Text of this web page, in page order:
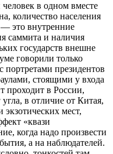
в одном вместе
количество населения
— это внутренние
саммита и наличия
государств внешне
говорили только
президентов
стоящими у входа
проходит в России,
в отличие от Китая,
мест,
«квази
когда надо произвести
а на наблюдателей.